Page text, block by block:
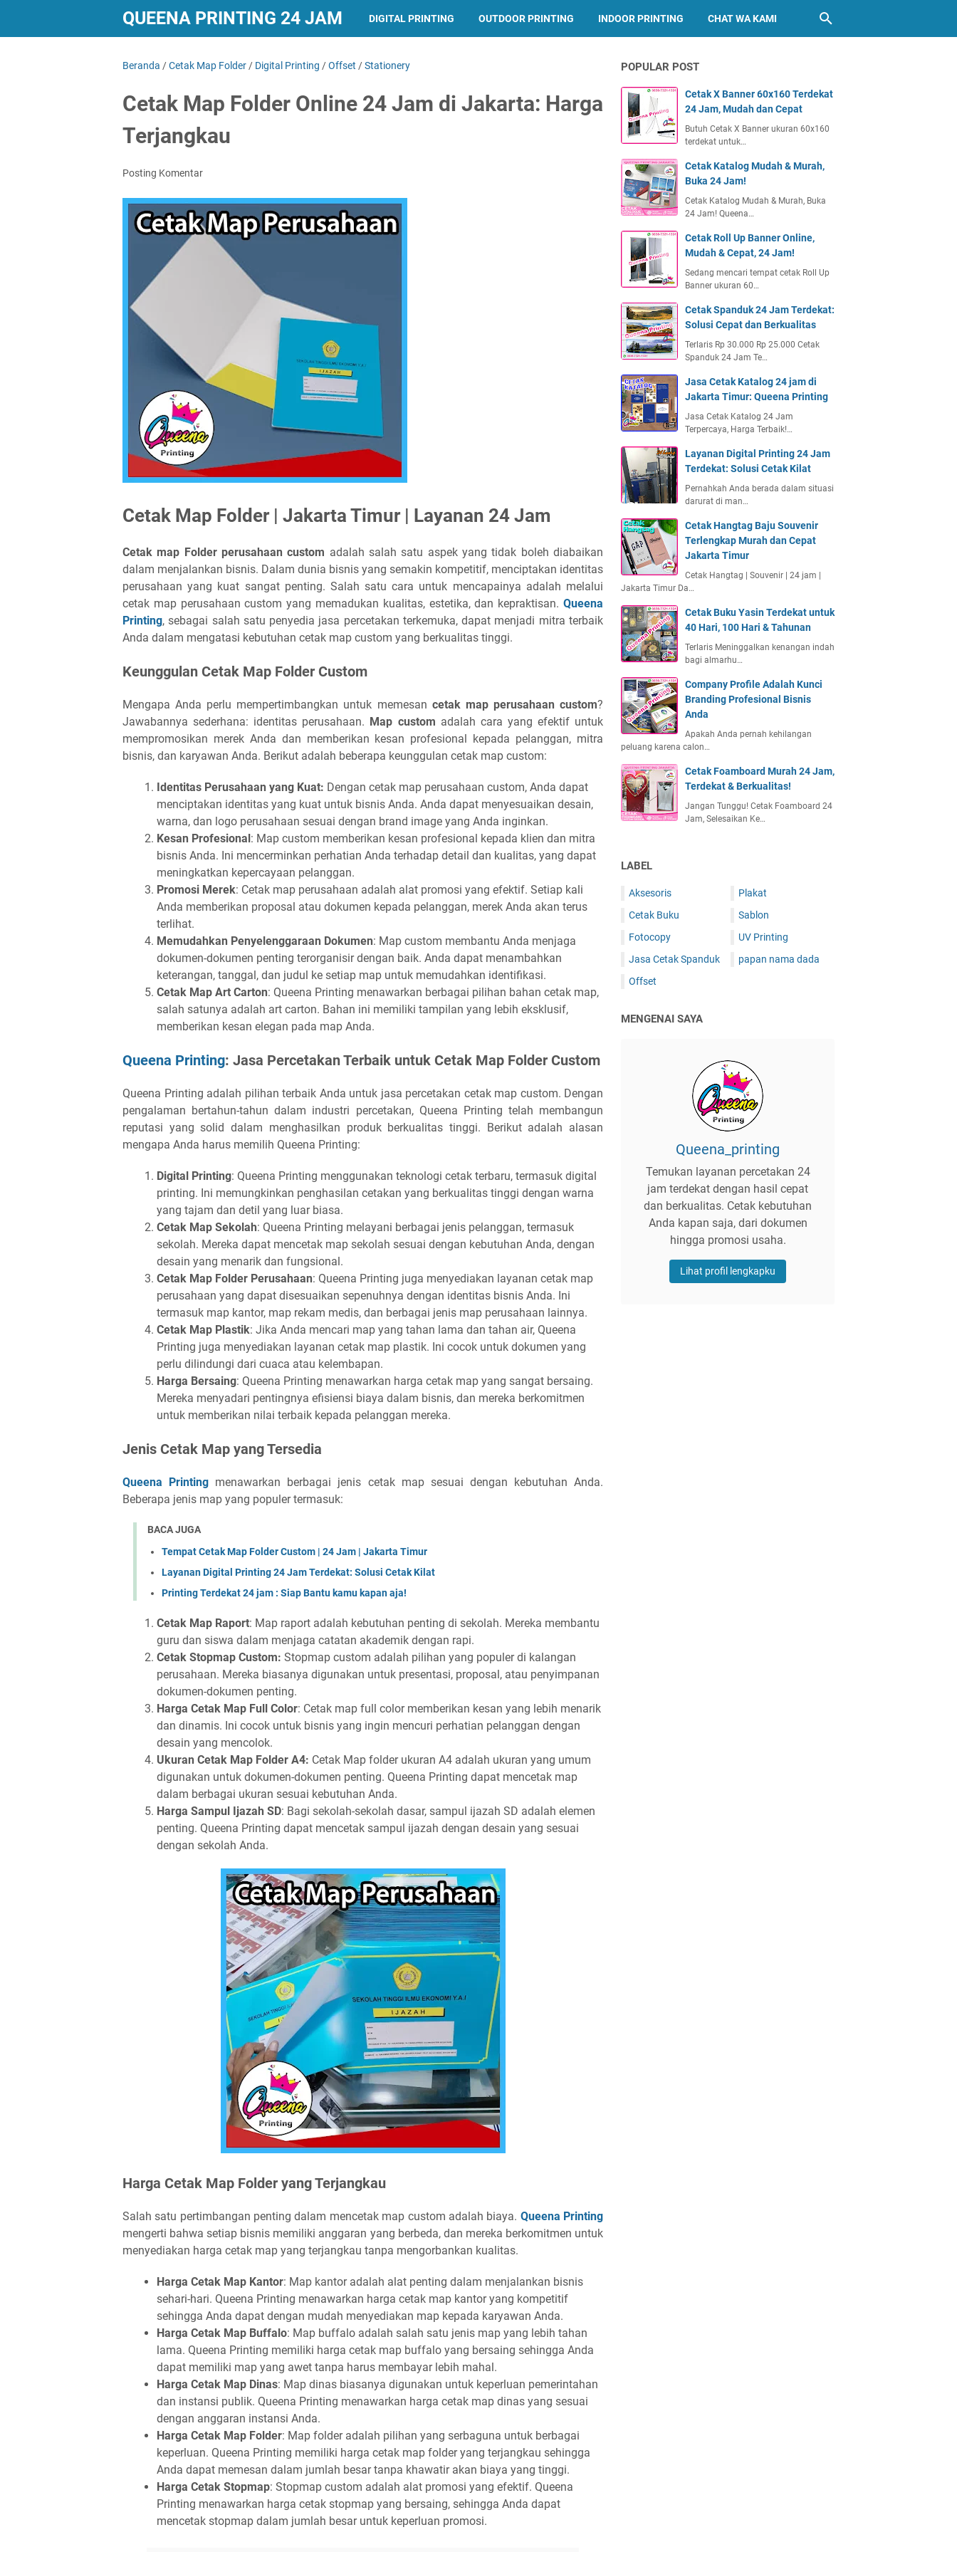
QUEENA PRINTING 24 JAM DIGITAL PRINTING OUTDOOR PRINTING INDOOR PRINTING CHAT WA KAMI
Beranda /Cetak Map Folder / Digital Printing /Offset /Stationery
Cetak Map Folder Online 24 Jam di Jakarta: Harga
Terjangkau
Posting Komentar
Cetak Map Folder | Jakarta Timur | Layanan 24 Jam
Cetak map Folder perusahaan custom adalah salah satu aspek yang tidak boleh diabaikan
dalam menjalankan bisnis. Dalam dunia bisnis yang semakin kompetitif, menciptakan identitas
perusahaan yang kuat sangat penting. Salah satu cara untuk mencapainya adalah melalui
cetak map perusahaan custom yang memadukan kualitas, estetika, dan kepraktisan. Queena
Printing, sebagai salah satu penyedia jasa percetakan terkemuka, dapat menjadi mitra terbaik
Anda dalam mengatasi kebutuhan cetak map custom yang berkualitas tinggi.
Keunggulan Cetak Map Folder Custom
Mengapa Anda perlu mempertimbangkan untuk memesan cetak map perusahaan custom?
Jawabannya sederhana: identitas perusahaan. Map custom adalah cara yang efektif untuk
mempromosikan merek Anda dan memberikan kesan profesional kepada pelanggan, mitra
bisnis, dan karyawan Anda. Berikut adalah beberapa keunggulan cetak map custom:
Identitas Perusahaan yang Kuat: Dengan cetak map perusahaan custom, Anda dapat
menciptakan identitas yang kuat untuk bisnis Anda. Anda dapat menyesuaikan desain,
warna, dan logo perusahaan sesuai dengan brand image yang Anda inginkan.
Kesan Profesional: Map custom memberikan kesan profesional kepada klien dan mitra
bisnis Anda. Ini mencerminkan perhatian Anda terhadap detail dan kualitas, yang dapat
meningkatkan kepercayaan pelanggan.
Promosi Merek: Cetak map perusahaan adalah alat promosi yang efektif. Setiap kali
Anda memberikan proposal atau dokumen kepada pelanggan, merek Anda akan terus
terlihat.
Memudahkan Penyelenggaraan Dokumen: Map custom membantu Anda menjaga
dokumen-dokumen penting terorganisir dengan baik. Anda dapat menambahkan
keterangan, tanggal, dan judul ke setiap map untuk memudahkan identifikasi.
Cetak Map Art Carton: Queena Printing menawarkan berbagai pilihan bahan cetak map,
salah satunya adalah art carton. Bahan ini memiliki tampilan yang lebih eksklusif,
memberikan kesan elegan pada map Anda.
Queena Printing: Jasa Percetakan Terbaik untuk Cetak Map Folder Custom
Queena Printing adalah pilihan terbaik Anda untuk jasa percetakan cetak map custom. Dengan
pengalaman bertahun-tahun dalam industri percetakan, Queena Printing telah membangun
reputasi yang solid dalam menghasilkan produk berkualitas tinggi. Berikut adalah alasan
mengapa Anda harus memilih Queena Printing:
Digital Printing: Queena Printing menggunakan teknologi cetak terbaru, termasuk digital
printing. Ini memungkinkan penghasilan cetakan yang berkualitas tinggi dengan warna
yang tajam dan detil yang luar biasa.
Cetak Map Sekolah: Queena Printing melayani berbagai jenis pelanggan, termasuk
sekolah. Mereka dapat mencetak map sekolah sesuai dengan kebutuhan Anda, dengan
desain yang menarik dan fungsional.
Cetak Map Folder Perusahaan: Queena Printing juga menyediakan layanan cetak map
perusahaan yang dapat disesuaikan sepenuhnya dengan identitas bisnis Anda. Ini
termasuk map kantor, map rekam medis, dan berbagai jenis map perusahaan lainnya.
Cetak Map Plastik: Jika Anda mencari map yang tahan lama dan tahan air, Queena
Printing juga menyediakan layanan cetak map plastik. Ini cocok untuk dokumen yang
perlu dilindungi dari cuaca atau kelembapan.
Harga Bersaing: Queena Printing menawarkan harga cetak map yang sangat bersaing.
Mereka menyadari pentingnya efisiensi biaya dalam bisnis, dan mereka berkomitmen
untuk memberikan nilai terbaik kepada pelanggan mereka.
Jenis Cetak Map yang Tersedia
Queena Printing menawarkan berbagai jenis cetak map sesuai dengan kebutuhan Anda.
Beberapa jenis map yang populer termasuk:
BACA JUGA
Tempat Cetak Map Folder Custom | 24 Jam | Jakarta Timur
Layanan Digital Printing 24 Jam Terdekat: Solusi Cetak Kilat
Printing Terdekat 24 jam : Siap Bantu kamu kapan aja!
Cetak Map Raport: Map raport adalah kebutuhan penting di sekolah. Mereka membantu
guru dan siswa dalam menjaga catatan akademik dengan rapi.
Cetak Stopmap Custom: Stopmap custom adalah pilihan yang populer di kalangan
perusahaan. Mereka biasanya digunakan untuk presentasi, proposal, atau penyimpanan
dokumen-dokumen penting.
Harga Cetak Map Full Color: Cetak map full color memberikan kesan yang lebih menarik
dan dinamis. Ini cocok untuk bisnis yang ingin mencuri perhatian pelanggan dengan
desain yang mencolok.
Ukuran Cetak Map Folder A4: Cetak Map folder ukuran A4 adalah ukuran yang umum
digunakan untuk dokumen-dokumen penting. Queena Printing dapat mencetak map
dalam berbagai ukuran sesuai kebutuhan Anda.
Harga Sampul Ijazah SD: Bagi sekolah-sekolah dasar, sampul ijazah SD adalah elemen
penting. Queena Printing dapat mencetak sampul ijazah dengan desain yang sesuai
dengan sekolah Anda.
Harga Cetak Map Folder yang Terjangkau
Salah satu pertimbangan penting dalam mencetak map custom adalah biaya. Queena Printing
mengerti bahwa setiap bisnis memiliki anggaran yang berbeda, dan mereka berkomitmen untuk
menyediakan harga cetak map yang terjangkau tanpa mengorbankan kualitas.
Harga Cetak Map Kantor: Map kantor adalah alat penting dalam menjalankan bisnis
sehari-hari. Queena Printing menawarkan harga cetak map kantor yang kompetitif
sehingga Anda dapat dengan mudah menyediakan map kepada karyawan Anda.
Harga Cetak Map Buffalo: Map buffalo adalah salah satu jenis map yang lebih tahan
lama. Queena Printing memiliki harga cetak map buffalo yang bersaing sehingga Anda
dapat memiliki map yang awet tanpa harus membayar lebih mahal.
Harga Cetak Map Dinas: Map dinas biasanya digunakan untuk keperluan pemerintahan
dan instansi publik. Queena Printing menawarkan harga cetak map dinas yang sesuai
dengan anggaran instansi Anda.
Harga Cetak Map Folder: Map folder adalah pilihan yang serbaguna untuk berbagai
keperluan. Queena Printing memiliki harga cetak map folder yang terjangkau sehingga
Anda dapat memesan dalam jumlah besar tanpa khawatir akan biaya yang tinggi.
Harga Cetak Stopmap: Stopmap custom adalah alat promosi yang efektif. Queena
Printing menawarkan harga cetak stopmap yang bersaing, sehingga Anda dapat
mencetak stopmap dalam jumlah besar untuk keperluan promosi.
POPULAR POST
Cetak X Banner 60x160 Terdekat
24 Jam, Mudah dan Cepat
Butuh Cetak X Banner ukuran 60x160
terdekat untuk…
Cetak Katalog Mudah & Murah,
Buka 24 Jam!
Cetak Katalog Mudah & Murah, Buka
24 Jam! Queena…
Cetak Roll Up Banner Online,
Mudah & Cepat, 24 Jam!
Sedang mencari tempat cetak Roll Up
Banner ukuran 60…
Cetak Spanduk 24 Jam Terdekat:
Solusi Cepat dan Berkualitas
Terlaris Rp 30.000 Rp 25.000 Cetak
Spanduk 24 Jam Te…
Jasa Cetak Katalog 24 jam di
Jakarta Timur: Queena Printing
Jasa Cetak Katalog 24 Jam
Terpercaya, Harga Terbaik!…
Layanan Digital Printing 24 Jam
Terdekat: Solusi Cetak Kilat
Pernahkah Anda berada dalam situasi
darurat di man…
Cetak Hangtag Baju Souvenir
Terlengkap Murah dan Cepat
Jakarta Timur
Cetak Hangtag | Souvenir | 24 jam |
Jakarta Timur Da…
Cetak Buku Yasin Terdekat untuk
40 Hari, 100 Hari & Tahunan
Terlaris Meninggalkan kenangan indah
bagi almarhu…
Company Profile Adalah Kunci
Branding Profesional Bisnis
Anda
Apakah Anda pernah kehilangan
peluang karena calon…
Cetak Foamboard Murah 24 Jam,
Terdekat & Berkualitas!
Jangan Tunggu! Cetak Foamboard 24
Jam, Selesaikan Ke…
LABEL
Aksesoris
Cetak Buku
Fotocopy
Jasa Cetak Spanduk
Offset
Plakat
Sablon
UV Printing
papan nama dada
MENGENAI SAYA
Queena_printing
Temukan layanan percetakan 24
jam terdekat dengan hasil cepat
dan berkualitas. Cetak kebutuhan
Anda kapan saja, dari dokumen
hingga promosi usaha.
Lihat profil lengkapku